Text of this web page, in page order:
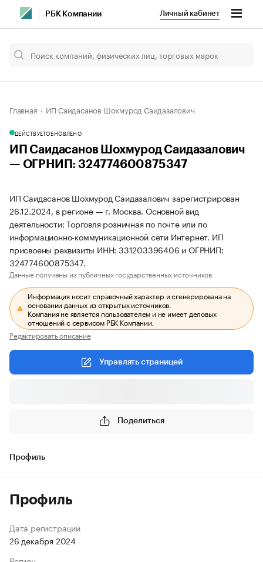
РБК Компании Личный кабинет
Главная ИП Саидасанов Шохмурод Саидазалович
ДЕЙСТВУЕТОБНОВЛЕНО
ИП Саидасанов Шохмурод Саидазалович
— ОГРНИП: 324774600875347
ИП Саидасанов Шохмурод Саидазалович зарегистрирован
26.12.2024, в регионе — г. Москва. Основной вид
деятельности: Торговля розничная по почте или по
информационно-коммуникационной сети Интернет. ИП
присвоены реквизиты ИНН: 331203396406 и ОГРНИП:
324774600875347.
Данные получены из публичных государственных источников.
Информация носит справочный характер и сгенерирована на
основании данных из открытых источников.
Компания не является пользователем и не имеет деловых
отношений с сервисом РБК Компании.
Редактировать описание
Управлять страницей
Поделиться
Профиль
Профиль
Дата регистрации
26 декабря 2024